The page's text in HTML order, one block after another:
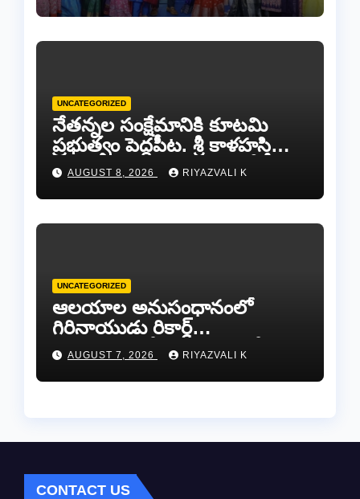
UNCATEGORIZED
నేతన్నల సంక్షేమానికి కూటమి
ప్రభుత్వం పెద్దపీట. శ్రీ కాళహస్తి
ఎమ్మెల్యే బొజ్జల వెంకట సుధీర్ రెడ్డి.
AUGUST 8, 2026 RIYAZVALI K
UNCATEGORIZED
ఆలయాల అనుసంధానంలో
గిరినాయుడు రికార్డ్
దారినేర్పరి..రోడ్డు నిర్మాణంతో పాటు
గోవుల సంరక్షణకు ప్రాణప్రతిష్ఠ!..
AUGUST 7, 2026 RIYAZVALI K
CONTACT US